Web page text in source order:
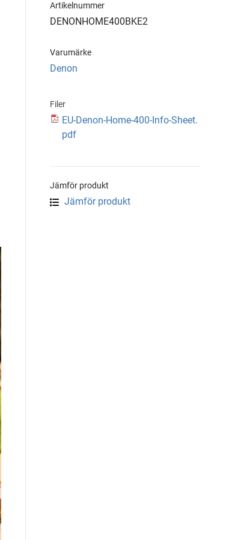
Artikelnummer
DENONHOME400BKE2
Varumärke
Denon
Filer
EU-Denon-Home-400-Info-Sheet.
pdf
Jämför produkt
Jämför produkt